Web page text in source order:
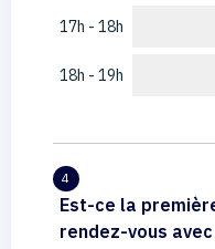
17h - 18h
18h - 19h
4
Est-ce la
rendez-vous